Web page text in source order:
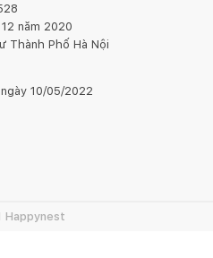
năm 2020
Thành Phố Hà Nội
10/05/2022
Happynest